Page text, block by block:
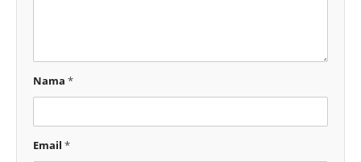
Nama *
Email *